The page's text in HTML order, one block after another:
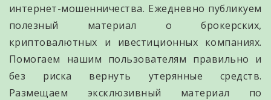
интернет-мошенничества. Ежедневно публикуем
полезный материал о брокерских,
криптовалютных и ивестиционных компаниях.
Помогаем нашим пользователям правильно и
без риска вернуть утерянные средств.
Размещаем эксклюзивный материал по